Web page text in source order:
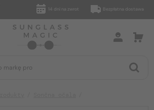
14 dni na zwrot Bezpłatna dostawa